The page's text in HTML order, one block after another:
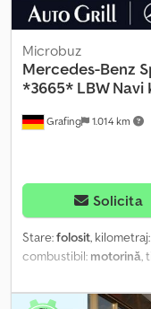
MASON TRUCKS Via
Grafing 1.014 km
Microbuz
Mercedes-Benz
*3665* LBW Navi
Solicita
Stare:folosit, kilometraj:
combustibil: motorină,
(TÜV):06/2027,